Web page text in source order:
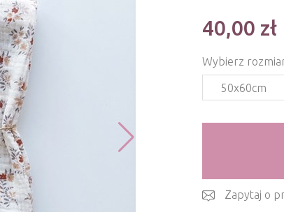
40,00 zł
Wybierz
50x60cm
Zapytaj o